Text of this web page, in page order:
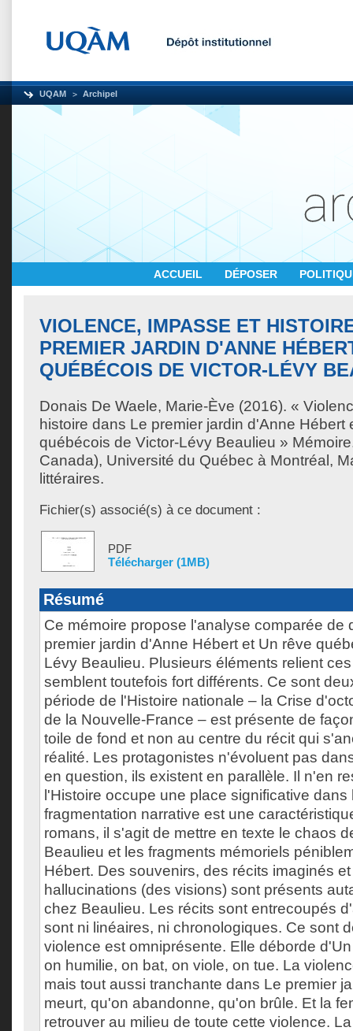
UQAM Archipel
ACCUEIL DÉPOSER
VIOLENCE, IMPASSE ET
PREMIER JARDIN D'ANNE
QUÉBÉCOIS DE VICTOR-LÉVY
Donais De Waele, Marie-Ève (2016). «
histoire dans Le premier jardin d'Anne Hébert
québécois de Victor-Lévy Beaulieu »
Canada), Université du Québec à Montréal,
littéraires.
Fichier(s) associé(s) à ce document :
PDF
Télécharger (1MB)
Résumé
Ce mémoire propose l'analyse comparée de
premier jardin d'Anne Hébert et Un rêve
Lévy Beaulieu. Plusieurs éléments relient
semblent toutefois fort différents. Ce sont
période de l'Histoire nationale – la Crise
de la Nouvelle-France – est présente de
toile de fond et non au centre du récit qui
réalité. Les protagonistes n'évoluent pas
en question, ils existent en parallèle. Il n'en
l'Histoire occupe une place significative
fragmentation narrative est une
romans, il s'agit de mettre en texte le chaos
Beaulieu et les fragments mémoriels
Hébert. Des souvenirs, des récits imaginés
hallucinations (des visions) sont présents
chez Beaulieu. Les récits sont entrecoupés
sont ni linéaires, ni chronologiques. Ce sont
violence est omniprésente. Elle déborde
on humilie, on bat, on viole, on tue. La
mais tout aussi tranchante dans Le premier
meurt, qu'on abandonne, qu'on brûle. Et la
retrouver au milieu de toute cette violence.